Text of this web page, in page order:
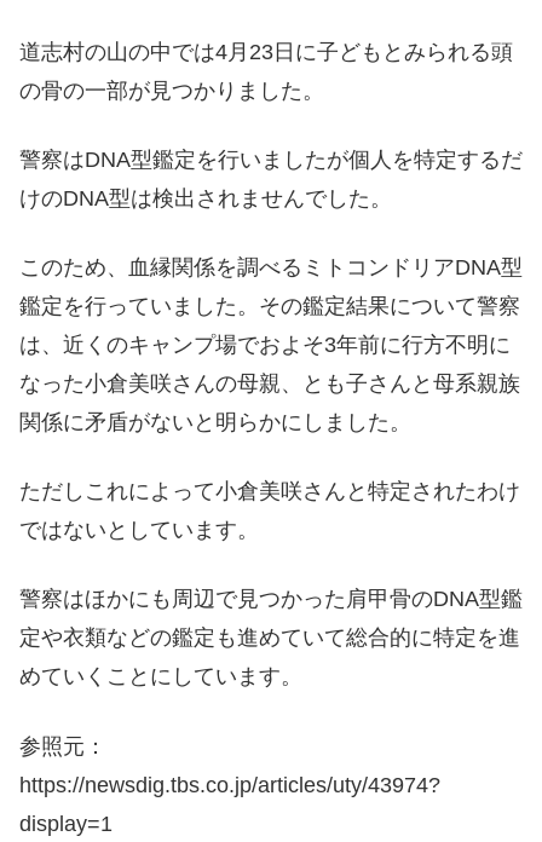
道志村の山の中では4月23日に子どもとみられる頭
の骨の一部が見つかりました。
警察はDNA型鑑定を行いましたが個人を特定するだ
けのDNA型は検出されませんでした。
このため、血縁関係を調べるミトコンドリアDNA型
鑑定を行っていました。その鑑定結果について警察
は、近くのキャンプ場でおよそ3年前に行方不明に
なった小倉美咲さんの母親、とも子さんと母系親族
関係に矛盾がないと明らかにしました。
ただしこれによって小倉美咲さんと特定されたわけ
ではないとしています。
警察はほかにも周辺で見つかった肩甲骨のDNA型鑑
定や衣類などの鑑定も進めていて総合的に特定を進
めていくことにしています。
参照元：
https://newsdig.tbs.co.jp/articles/uty/43974?
display=1